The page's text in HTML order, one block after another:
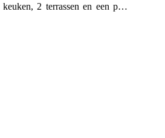
2 terrassen en een p…